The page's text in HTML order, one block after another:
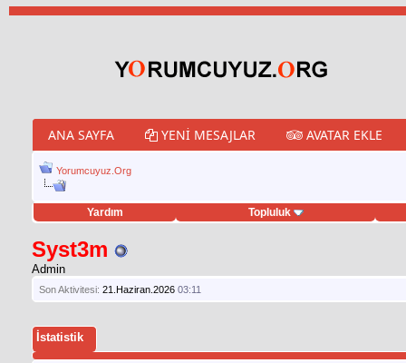
ANA SAYFA YENI MESAJLAR AVATAR EKLE
Yorumcuyuz.Org
Yardım Topluluk
hilesi
Syst3m
Admin
Son Aktivitesi: 21.Haziran.2026 03:11
İstatistik